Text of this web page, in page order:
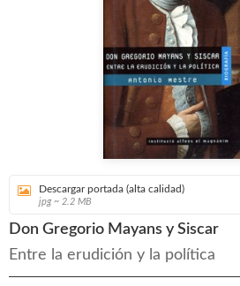
Descargar portada (alta calidad)
jpg ~ 2.2 MB
Don Gregorio Mayans y Siscar
Entre la erudición y la política